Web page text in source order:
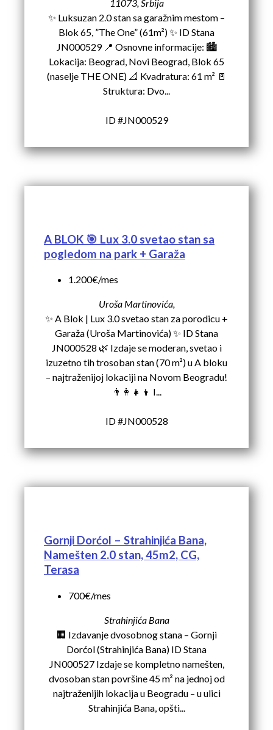
11073, Srbija
✨ Luksuzan 2.0 stan sa garažnim mestom –
Blok 65, ”The One” (61m²) ✨ ID Stana
JN000529 📍 Osnovne informacije: 🏙️
Lokacija: Beograd, Novi Beograd, Blok 65
(naselje THE ONE) 📐 Kvadratura: 61 m² 🚪
Struktura: Dvo...
ID #JN000529
A BLOK 🎯 Lux 3.0 svetao stan sa
pogledom na park + Garaža
1.200€/mes
Uroša Martinovića,
✨ A Blok | Lux 3.0 svetao stan za porodicu +
Garaža (Uroša Martinovića) ✨ ID Stana
JN000528 🌿 Izdaje se moderan, svetao i
izuzetno tih trosoban stan (70 m²) u A bloku
– najtraženijoj lokaciji na Novom Beogradu!
👨‍👩‍👧‍👦 I...
ID #JN000528
Gornji Dorćol – Strahinjića Bana,
Namešten 2.0 stan, 45m2, CG,
Terasa
700€/mes
Strahinjića Bana
🏢 Izdavanje dvosobnog stana – Gornji
Dorćol (Strahinjića Bana) ID Stana
JN000527 Izdaje se kompletno namešten,
dvosoban stan površine 45 m² na jednoj od
najtraženijih lokacija u Beogradu – u ulici
Strahinjića Bana, opšti...